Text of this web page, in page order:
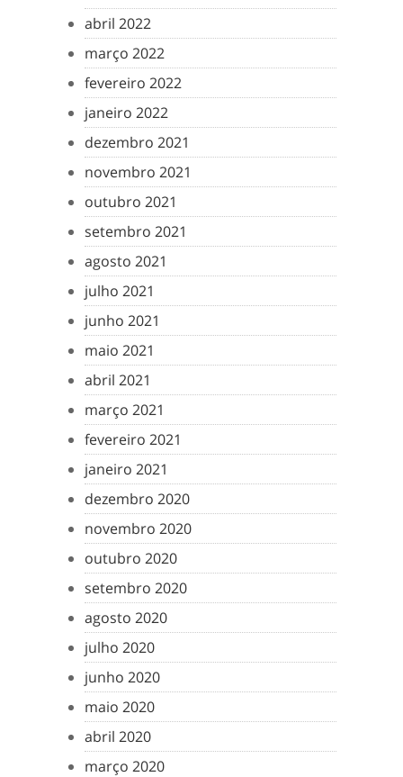
abril 2022
março 2022
fevereiro 2022
janeiro 2022
dezembro 2021
novembro 2021
outubro 2021
setembro 2021
agosto 2021
julho 2021
junho 2021
maio 2021
abril 2021
março 2021
fevereiro 2021
janeiro 2021
dezembro 2020
novembro 2020
outubro 2020
setembro 2020
agosto 2020
julho 2020
junho 2020
maio 2020
abril 2020
março 2020